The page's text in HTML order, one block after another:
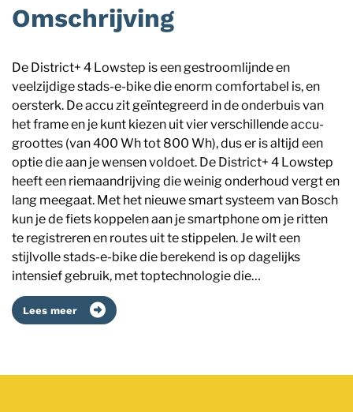
Omschrijving
De District+ 4 Lowstep is een gestroomlijnde en
veelzijdige stads-e-bike die enorm comfortabel is, en
oersterk. De accu zit geïntegreerd in de onderbuis van
het frame en je kunt kiezen uit vier verschillende accu-
groottes (van 400 Wh tot 800 Wh), dus er is altijd een
optie die aan je wensen voldoet. De District+ 4 Lowstep
heeft een riemaandrijving die weinig onderhoud vergt en
lang meegaat. Met het nieuwe smart systeem van Bosch
kun je de fiets koppelen aan je smartphone om je ritten
te registreren en routes uit te stippelen. Je wilt een
stijlvolle stads-e-bike die berekend is op dagelijks
intensief gebruik, met toptechnologie die…
Lees meer